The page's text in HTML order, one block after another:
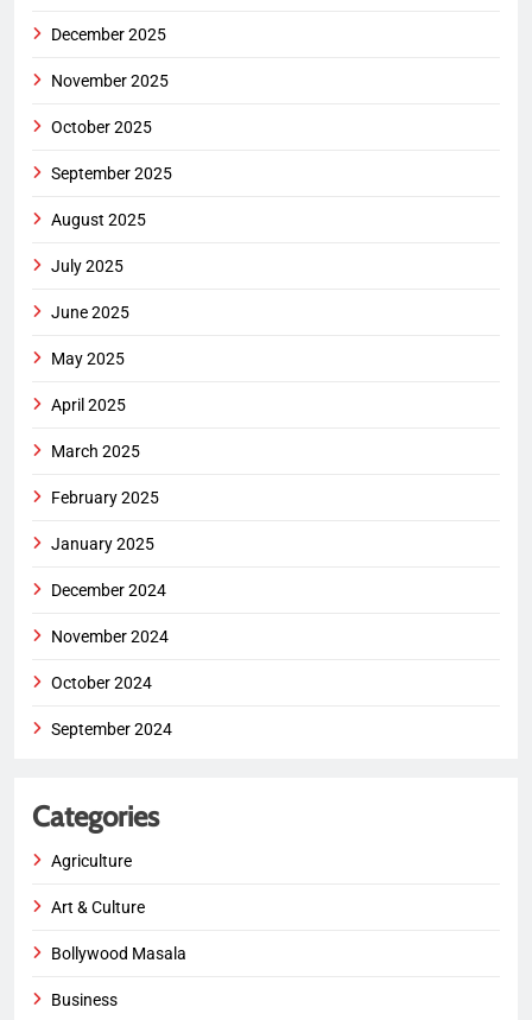
December 2025
November 2025
October 2025
September 2025
August 2025
July 2025
June 2025
May 2025
April 2025
March 2025
February 2025
January 2025
December 2024
November 2024
October 2024
September 2024
Categories
Agriculture
Art & Culture
Bollywood Masala
Business